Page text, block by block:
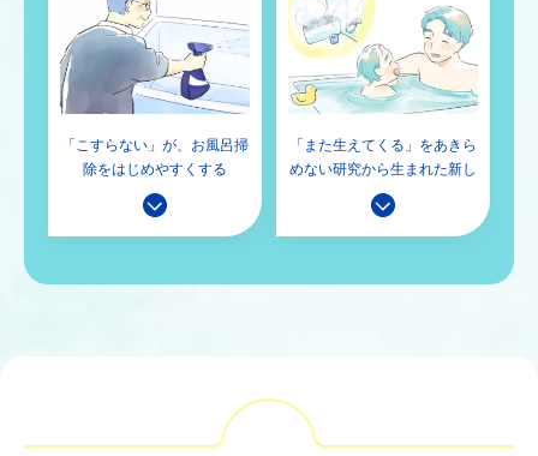
「こすらない」が、 お風呂掃
除をはじめやすくする
「また生えてくる」をあきら
めない研究から生まれた新し
い掃除のかたち